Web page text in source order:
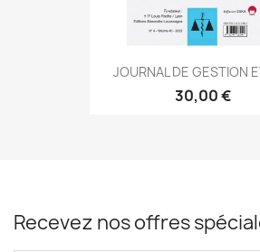
JOURNAL DE GESTION
30,00 €
Recevez nos offres